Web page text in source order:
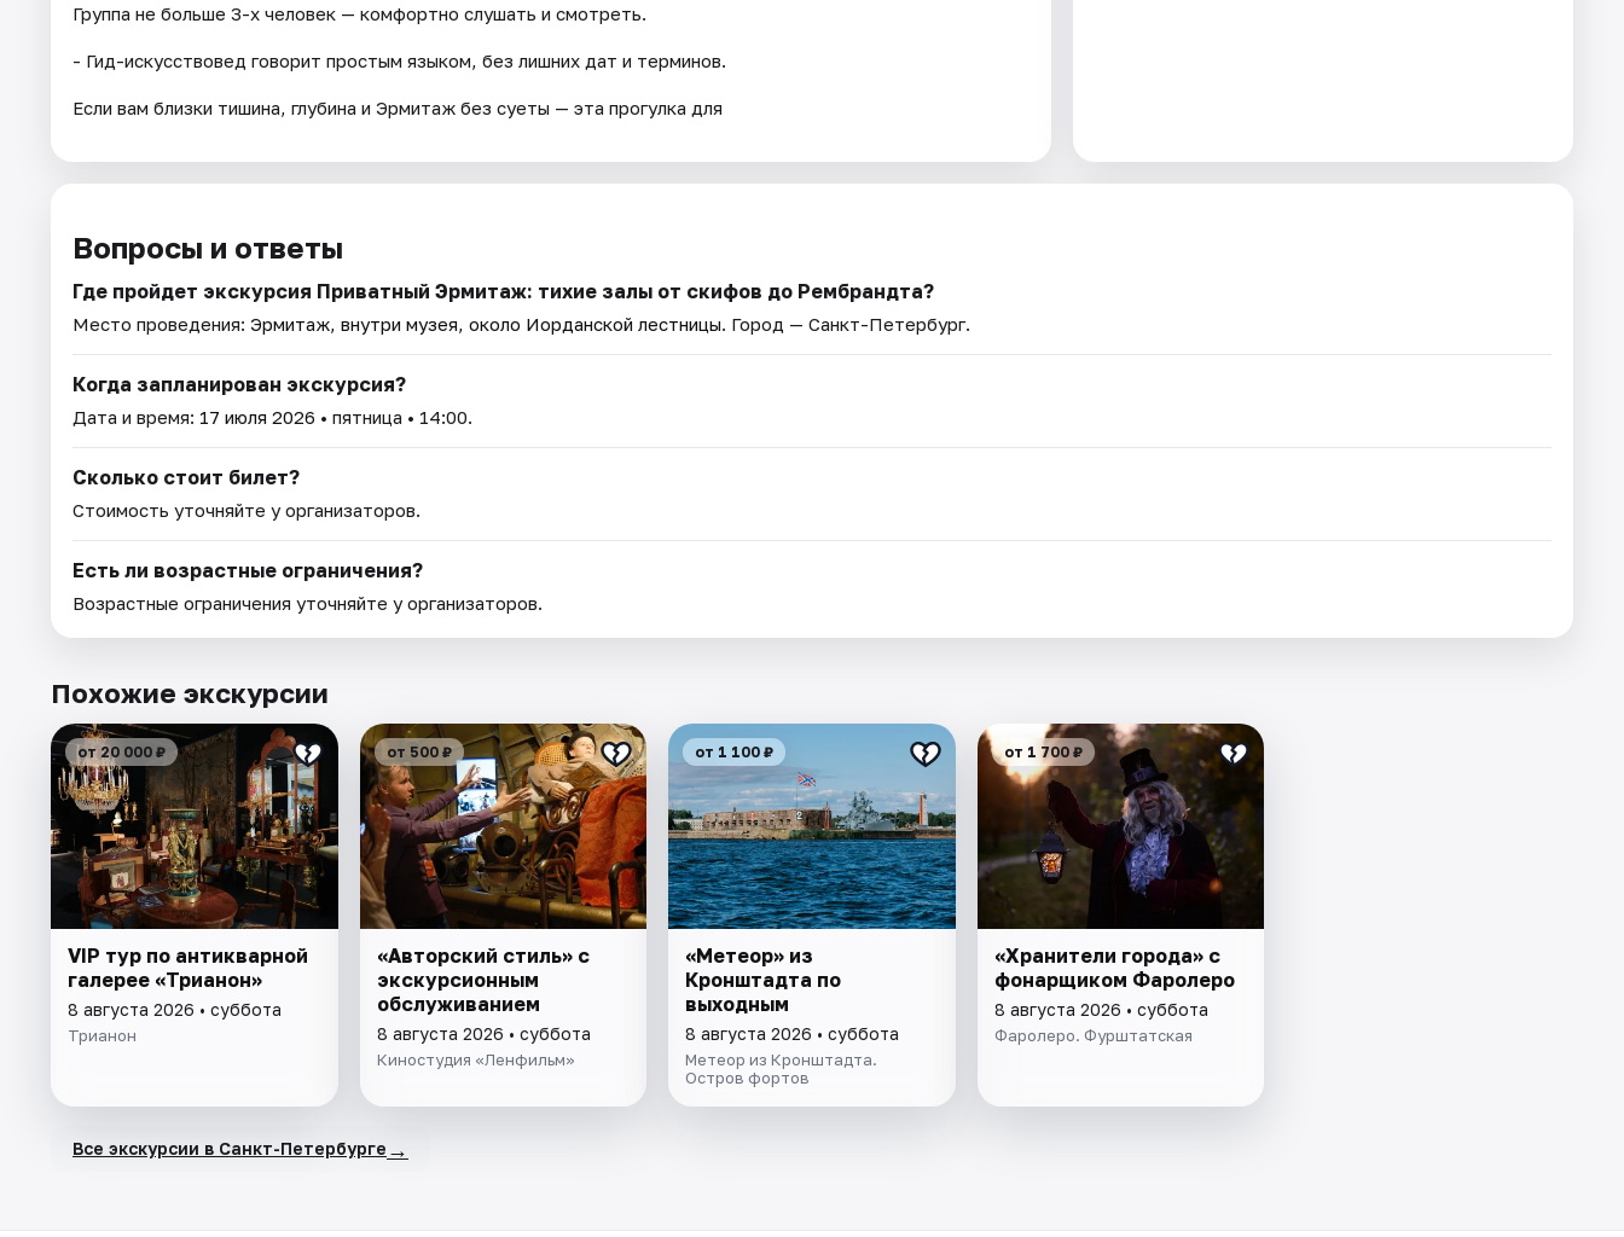
Группа не больше 3-х человек — комфортно слушать и смотреть.
- Гид-искусствовед говорит простым языком, без лишних дат и терминов.
Если вам близки тишина, глубина и Эрмитаж без суеты — эта прогулка для
Вопросы и ответы
Где пройдет экскурсия Приватный Эрмитаж: тихие залы от скифов до Рембрандта?
Место проведения: Эрмитаж, внутри музея, около Иорданской лестницы. Город — Санкт-Петербург.
Когда запланирован экскурсия?
Дата и время: 17 июля 2026 • пятница • 14:00.
Сколько стоит билет?
Стоимость уточняйте у организаторов.
Есть ли возрастные ограничения?
Возрастные ограничения уточняйте у организаторов.
Похожие экскурсии
от 20 000 ₽
VIP тур по антикварной
галерее «Трианон»
8 августа 2026 • суббота
Трианон
от 500 ₽
«Авторский стиль» с
экскурсионным
обслуживанием
8 августа 2026 • суббота
Киностудия «Ленфильм»
от 1 100 ₽
«Метеор» из
Кронштадта по
выходным
8 августа 2026 • суббота
Метеор из Кронштадта.
Остров фортов
от 1 700 ₽
«Хранители города» с
фонарщиком Фаролеро
8 августа 2026 • суббота
Фаролеро. Фурштатская
Все экскурсии в Санкт-Петербурге →